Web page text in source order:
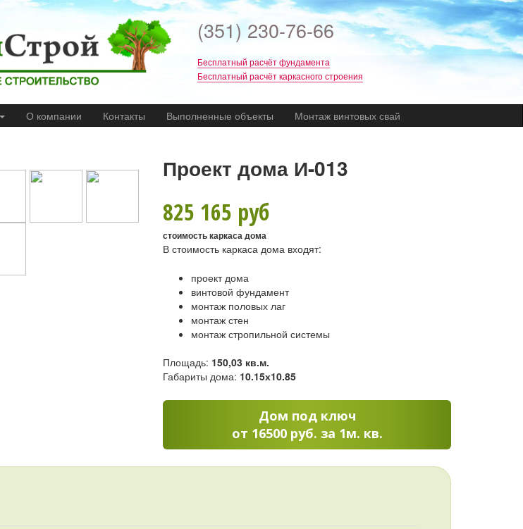
(351) 230-76-66
Бесплатный расчёт фундамента
Бесплатный расчёт каркасного строения
О компании Контакты Выполненные объекты Монтаж винтовых свай
Проект дома И-013
825 165 руб
стоимость каркаса дома
В стоимость каркаса дома входят:
проект дома
винтовой фундамент
монтаж половых лаг
монтаж стен
монтаж стропильной системы
Площадь: 150,03 кв.м.
Габариты дома: 10.15х10.85
Дом под ключ
от 16500 руб. за 1м. кв.